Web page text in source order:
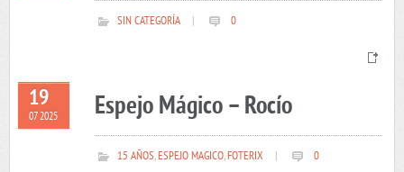
SIN CATEGORÍA 0
19
07 2025 Espejo Mágico – Rocío
15 AÑOS,ESPEJO MAGICO,FOTERIX 0